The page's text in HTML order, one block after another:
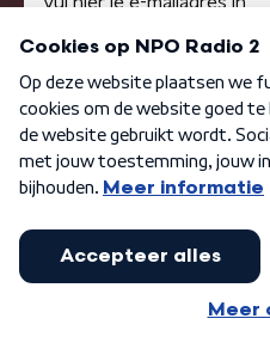
Algemene voorwaarden